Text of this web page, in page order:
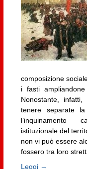
composizione
i fasti
Nonostante,
tenere separate
l’inquinamento
istituzionale del
non vi può essere
fossero tra loro
Leggi →